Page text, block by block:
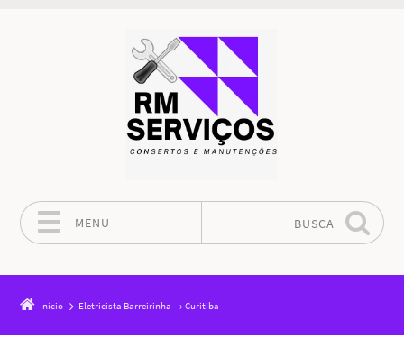
MENU BUSCA
Início Eletricista Barreirinha → Curitiba